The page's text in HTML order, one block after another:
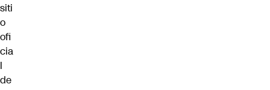
siti
o
ofi
cia
l
de